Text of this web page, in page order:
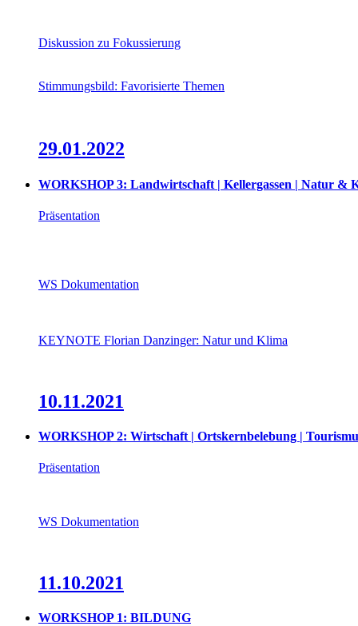
Diskussion zu Fokussierung
Stimmungsbild: Favorisierte Themen
29.01.2022
WORKSHOP 3: Landwirtschaft | Kellergassen | Natur &
Präsentation
WS Dokumentation
KEYNOTE Florian Danzinger: Natur und Klima
10.11.2021
WORKSHOP 2: Wirtschaft | Ortskernbelebung |
Präsentation
WS Dokumentation
11.10.2021
WORKSHOP 1: BILDUNG